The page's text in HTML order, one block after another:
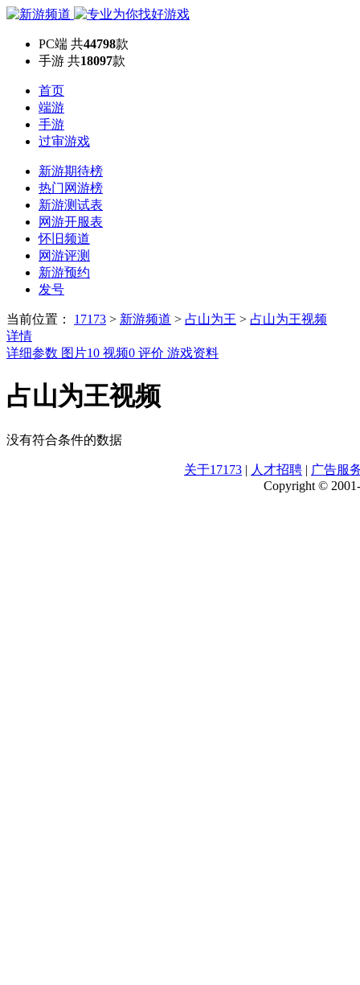
PC端 共44798款
手游 共18097款
首页
端游
手游
过审游戏
新游期待榜
热门网游榜
新游测试表
网游开服表
怀旧频道
网游评测
新游预约
发号
当前位置： 17173 > 新游频道 > 占山为王 > 占山为王视频
详情
详细参数 图片10 视频0 评价 游戏资料
占山为王视频
没有符合条件的数据
关于17173 | 人才招聘 | 广告服
Copyright ©